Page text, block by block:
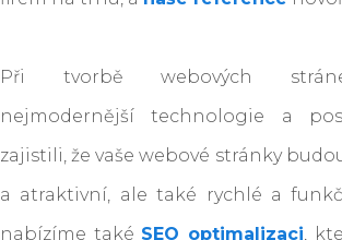
Při tvorbě webových
nejmodernější technologie a
zajistili, že vaše webové stránky
a atraktivní, ale také rychlé a
nabízíme také SEO optimalizaci ,